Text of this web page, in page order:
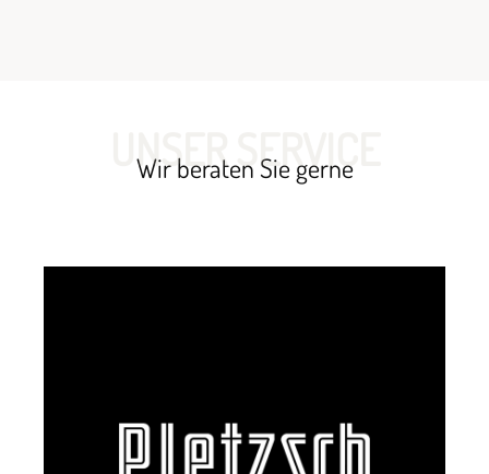
UNSER SERVICE
Wir beraten Sie gerne